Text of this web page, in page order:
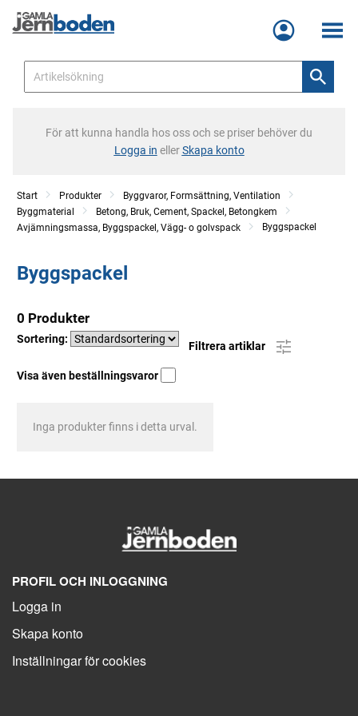
Meny
För att kunna handla hos oss och se priser behöver du
Logga in ellerSkapa konto
Start Produkter
Byggvaror, Formsättning, Ventilation
Byggmaterial
Betong, Bruk, Cement, Spackel, Betongkem
Avjämningsmassa, Byggspackel, Vägg- o golvspack
Byggspackel
Byggspackel
0 Produkter
Sortering:
Filtrera artiklar
Visa även beställningsvaror
Inga produkter finns i detta urval.
PROFIL OCH INLOGGNING
Logga in
Skapa konto
Inställningar för cookies